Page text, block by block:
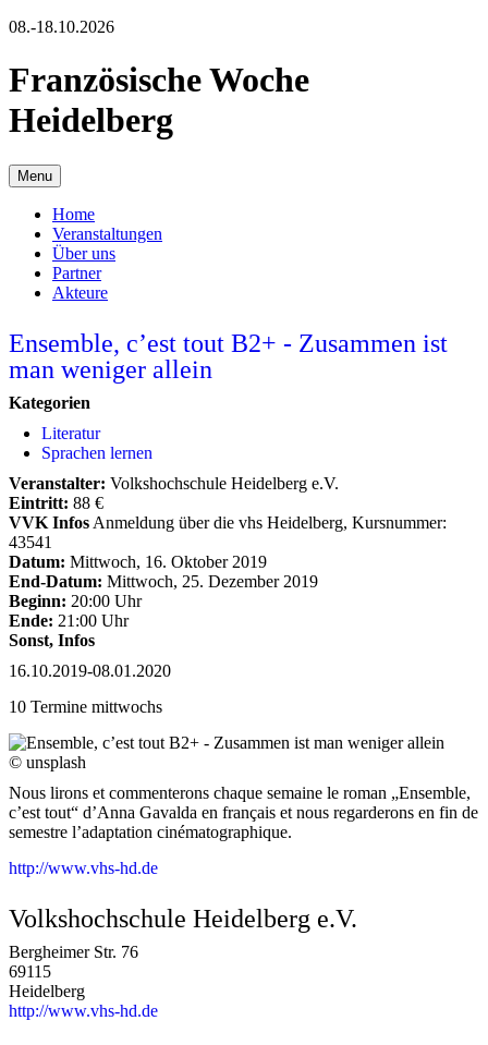
08.-18.10.2026
Französische Woche
Heidelberg
Menu
Home
Veranstaltungen
Über uns
Partner
Akteure
Ensemble, c’est tout B2+ - Zusammen ist
man weniger allein
Kategorien
Literatur
Sprachen lernen
Veranstalter: Volkshochschule Heidelberg e.V.
Eintritt: 88 €
VVK Infos Anmeldung über die vhs Heidelberg, Kursnummer:
43541
Datum: Mittwoch, 16. Oktober 2019
End-Datum: Mittwoch, 25. Dezember 2019
Beginn: 20:00 Uhr
Ende: 21:00 Uhr
Sonst, Infos
16.10.2019-08.01.2020
10 Termine mittwochs
© unsplash
Nous lirons et commenterons chaque semaine le roman „Ensemble,
c’est tout“ d’Anna Gavalda en français et nous regarderons en fin de
semestre l’adaptation cinématographique.
http://www.vhs-hd.de
Volkshochschule Heidelberg e.V.
Bergheimer Str. 76
69115
Heidelberg
http://www.vhs-hd.de